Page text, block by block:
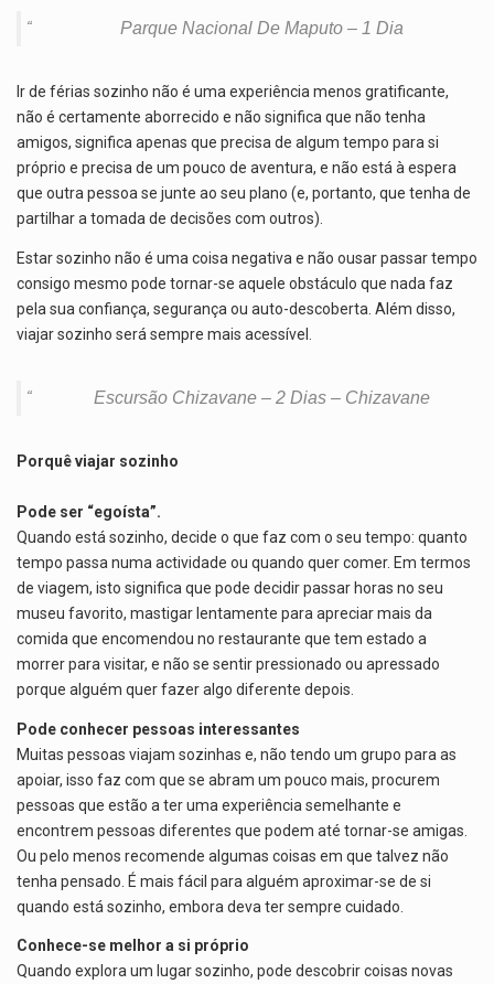
Parque Nacional De Maputo – 1 Dia
Ir de férias sozinho não é uma experiência menos gratificante,
não é certamente aborrecido e não significa que não tenha
amigos, significa apenas que precisa de algum tempo para si
próprio e precisa de um pouco de aventura, e não está à espera
que outra pessoa se junte ao seu plano (e, portanto, que tenha de
partilhar a tomada de decisões com outros).
Estar sozinho não é uma coisa negativa e não ousar passar tempo
consigo mesmo pode tornar-se aquele obstáculo que nada faz
pela sua confiança, segurança ou auto-descoberta. Além disso,
viajar sozinho será sempre mais acessível.
Escursão Chizavane – 2 Dias – Chizavane
Porquê viajar sozinho
Pode ser “egoísta”.
Quando está sozinho, decide o que faz com o seu tempo: quanto
tempo passa numa actividade ou quando quer comer. Em termos
de viagem, isto significa que pode decidir passar horas no seu
museu favorito, mastigar lentamente para apreciar mais da
comida que encomendou no restaurante que tem estado a
morrer para visitar, e não se sentir pressionado ou apressado
porque alguém quer fazer algo diferente depois.
Pode conhecer pessoas interessantes
Muitas pessoas viajam sozinhas e, não tendo um grupo para as
apoiar, isso faz com que se abram um pouco mais, procurem
pessoas que estão a ter uma experiência semelhante e
encontrem pessoas diferentes que podem até tornar-se amigas.
Ou pelo menos recomende algumas coisas em que talvez não
tenha pensado. É mais fácil para alguém aproximar-se de si
quando está sozinho, embora deva ter sempre cuidado.
Conhece-se melhor a si próprio
Quando explora um lugar sozinho, pode descobrir coisas novas